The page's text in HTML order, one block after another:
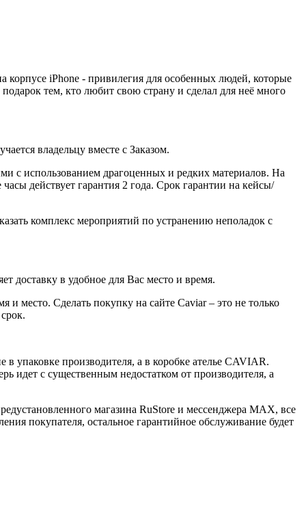
корпусе iPhone - привилегия для особенных людей, которые
тем, кто любит свою страну и сделал для неё много
владельцу вместе с Заказом.
с использованием драгоценных и редких материалов. На
действует гарантия 2 года. Срок гарантии на кейсы/
комплекс мероприятий по устранению неполадок с
доставку в удобное для Вас место и время.
место. Сделать покупку на сайте Caviar – это не только
упаковке производителя, а в коробке ателье CAVIAR.
идет с существенным недостатком от производителя, а
магазина RuStore и мессенджера MAX, все
покупателя, остальное гарантийное обслуживание будет